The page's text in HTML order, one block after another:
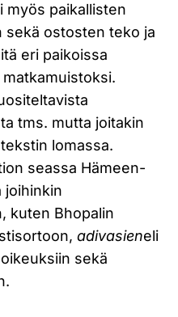
myös paikallisten
sekä ostosten teko ja
eri paikoissa
tms. mutta joitakin
lomassa.
seassa Hämeen-
joihinkin
kuten Bhopalin
adivasieneli
sekä